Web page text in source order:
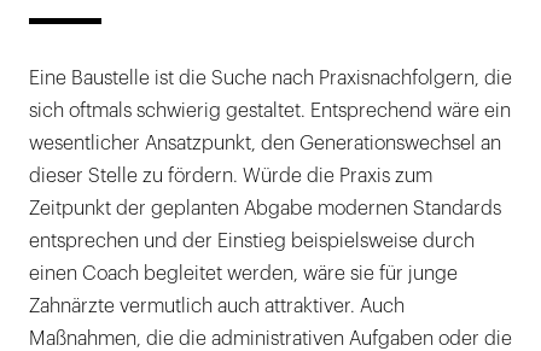
Eine Baustelle ist die Suche nach Praxisnachfolgern, die
sich oftmals schwierig gestaltet. Entsprechend wäre ein
wesentlicher Ansatzpunkt, den Generationswechsel an
dieser Stelle zu fördern. Würde die Praxis zum
Zeitpunkt der geplanten Abgabe modernen Standards
entsprechen und der Einstieg beispielsweise durch
einen Coach begleitet werden, wäre sie für junge
Zahnärzte vermutlich auch attraktiver. Auch
Maßnahmen, die die administrativen Aufgaben oder die